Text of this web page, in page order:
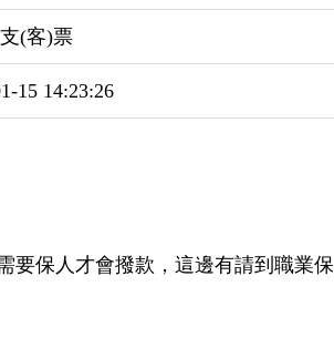
(客)票
15 14:23:26
要保人才會撥款，這邊有請到職業